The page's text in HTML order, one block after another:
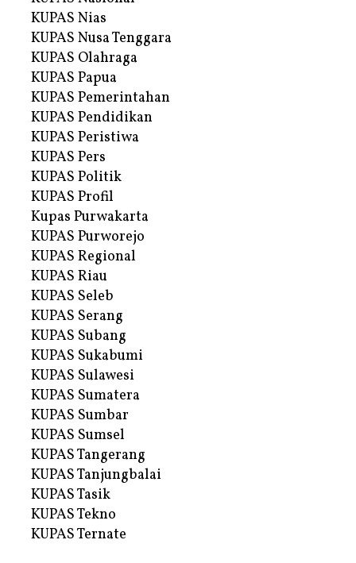
KUPAS Nias
KUPAS Nusa Tenggara
KUPAS Olahraga
KUPAS Papua
KUPAS Pemerintahan
KUPAS Pendidikan
KUPAS Peristiwa
KUPAS Pers
KUPAS Politik
KUPAS Profil
Kupas Purwakarta
KUPAS Purworejo
KUPAS Regional
KUPAS Riau
KUPAS Seleb
KUPAS Serang
KUPAS Subang
KUPAS Sukabumi
KUPAS Sulawesi
KUPAS Sumatera
KUPAS Sumbar
KUPAS Sumsel
KUPAS Tangerang
KUPAS Tanjungbalai
KUPAS Tasik
KUPAS Tekno
KUPAS Ternate